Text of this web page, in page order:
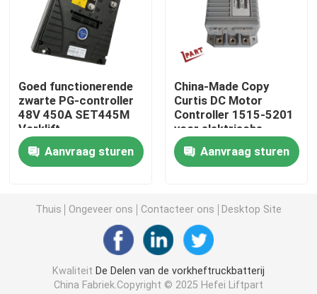
Vorkheftruckschakelaar
Elektrische Vorkheftruckschakelaar
Vorkheftruckhandvat
Heftruck gashendel
Motor Magnetische Rem
Het Systeem van de vorkheftruckrem
Goed functionerende
zwarte PG-controller
48V 450A SET445M
Vorklift
motorcontroller
Aanvraag sturen
China-Made Copy
Curtis DC Motor
Controller 1515-5201
voor elektrische
vorkheftruckstacker
en palletAanvraag sturen
Thuis Ongeveer ons Contacteer ons Desktop Site
Kwaliteit De Delen van de vorkheftruckbatterij
China Fabriek.Copyright © 2025 Hefei Liftpart